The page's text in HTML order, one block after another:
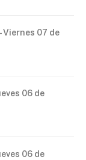
Viernes 07 de
06 de
06 de